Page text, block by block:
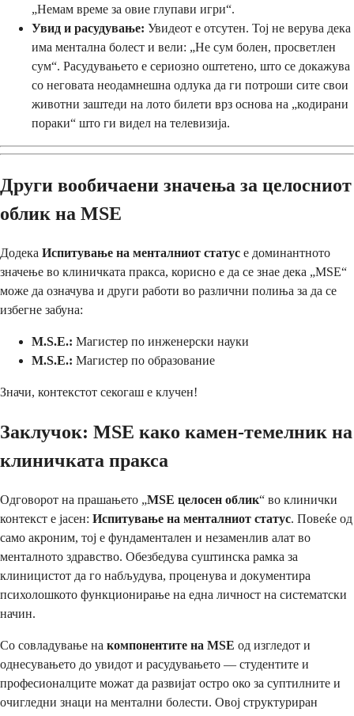
„Немам време за овие глупави игри“.
Увид и расудување: Увидеот е отсутен. Тој не верува дека
има ментална болест и вели: „Не сум болен, просветлен
сум“. Расудувањето е сериозно оштетено, што се докажува
со неговата неодамнешна одлука да ги потроши сите свои
животни заштеди на лото билети врз основа на „кодирани
пораки“ што ги видел на телевизија.
Други вообичаени значења за целосниот
облик на MSE
Додека Испитување на менталниот статус е доминантното
значење во клиничката пракса, корисно е да се знае дека „MSE“
може да означува и други работи во различни полиња за да се
избегне забуна:
M.S.E.: Магистер по инженерски науки
M.S.E.: Магистер по образование
Значи, контекстот секогаш е клучен!
Заклучок: MSE како камен-темелник на
клиничката пракса
Одговорот на прашањето „MSE целосен облик“ во клинички
контекст е јасен: Испитување на менталниот статус. Повеќе од
само акроним, тој е фундаментален и незаменлив алат во
менталното здравство. Обезбедува суштинска рамка за
клиницистот да го набљудува, проценува и документира
психолошкото функционирање на една личност на систематски
начин.
Со совладување на компонентите на MSE од изгледот и
однесувањето до увидот и расудувањето — студентите и
професионалците можат да развијат остро око за суптилните и
очигледни знаци на ментални болести. Овој структуриран